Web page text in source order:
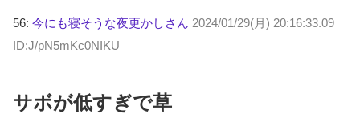
56: 今にも寝そうな夜更かしさん 2024/01/29(月) 20:16:33.09
ID:J/pN5mKc0NIKU
サボが低すぎで草